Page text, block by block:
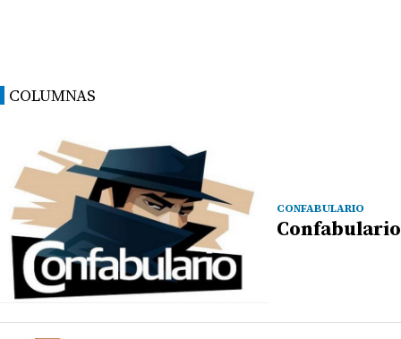
COLUMNAS
CONFABULARIO
Confabulario